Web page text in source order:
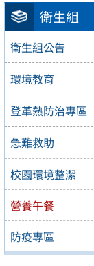
衛生組
衛生組公告
環境教育
登革熱防治專區
急難救助
校園環境整潔
營養午餐
防疫專區